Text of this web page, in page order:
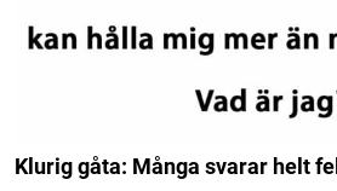
Klurig gåta: Många svarar helt fel